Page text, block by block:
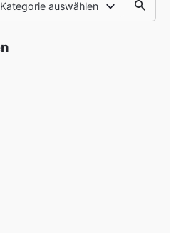
Kategorie auswählen